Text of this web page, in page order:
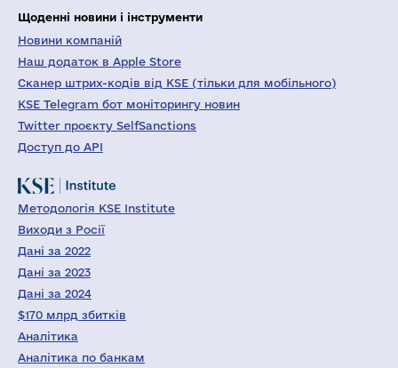
Щоденні новини і інструменти
Новини компаній
Наш додаток в Apple Store
Сканер штрих-кодів від KSE (тільки для мобільного)
KSE Telegram бот моніторингу новин
Twitter проєкту SelfSanctions
Доступ до API
Методологія KSE Institute
Виходи з Росії
Дані за 2022
Дані за 2023
Дані за 2024
$170 млрд збитків
Аналітика
Аналітика по банкам